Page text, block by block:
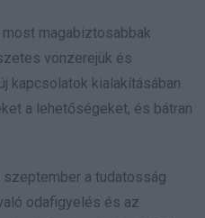
magabiztosabbak
vonzerejük és
kapcsolatok kialakításában.
a lehetőségeket, és bátran
a tudatosság
odafigyelés és az